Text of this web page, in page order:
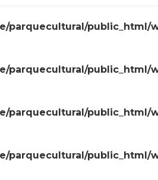
parquecultural/
parquecultural/
parquecultural/
parquecultural/